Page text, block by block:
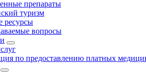
препараты
туризм
ресурсы
вопросы
по предоставлению платных